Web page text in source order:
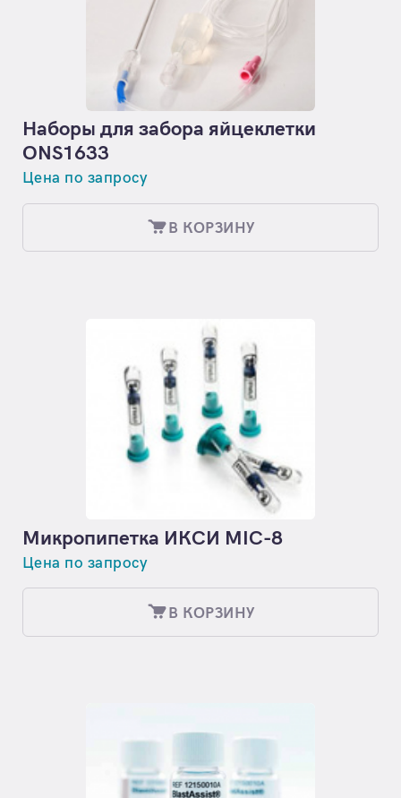
Наборы для забора яйцеклетки
ONS1633
Цена по запросу
В КОРЗИНУ
Микропипетка ИКСИ MIC-8
Цена по запросу
В КОРЗИНУ